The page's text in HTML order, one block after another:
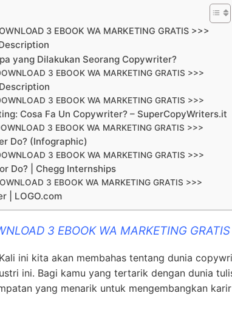
3 EBOOK WA MARKETING GRATIS >>>
yang Dilakukan Seorang Copywriter?
3 EBOOK WA MARKETING GRATIS >>>
3 EBOOK WA MARKETING GRATIS >>>
Cosa Fa Un Copywriter? – SuperCopyWriters.it
3 EBOOK WA MARKETING GRATIS >>>
Do? (Infographic)
3 EBOOK WA MARKETING GRATIS >>>
Do? | Chegg Internships
3 EBOOK WA MARKETING GRATIS >>>
| LOGO.com
3 EBOOK WA MARKETING
ini kita akan membahas tentang dunia
ini. Bagi kamu yang tertarik dengan dunia
yang menarik untuk mengembangkan